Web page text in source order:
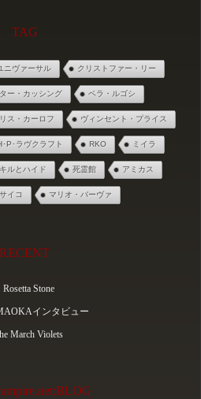
TAG
ニヴァーサル クリストファー・リー
ー・カッシング ベラ・ルゴシ
ス・カーロフ ヴィンセント・プライス
･P･ラヴクラフト RKO ミイラ
ルとハイド 死霊館 アミカス
サイコ マリオ・バーヴァ
RECENT
Rosetta Stone
インタビュー
March Violets